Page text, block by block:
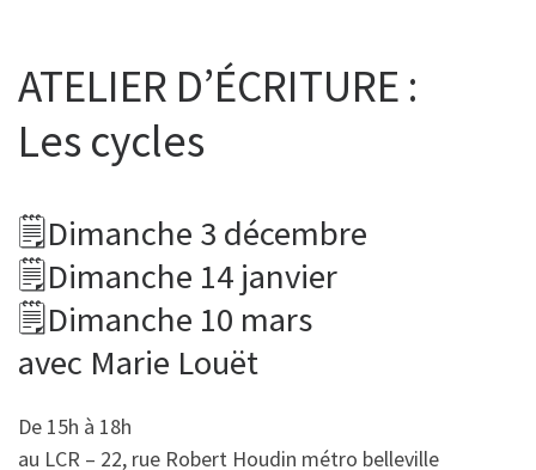
ATELIER D’ÉCRITURE :
Les cycles
🗒Dimanche 3 décembre
🗒Dimanche 14 janvier
🗒Dimanche 10 mars
avec Marie Louët
De 15h à 18h
au LCR – 22, rue Robert Houdin métro belleville